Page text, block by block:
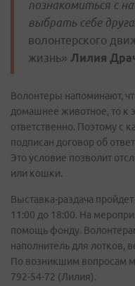
познакомиться с
выбрать себе
волонтерского
жизнь» Лилия
Волонтеры напоминают,
домашнее животное, то к
ответственно. Поэтому с
подписан договор об
Это условие позволит
или кошки.
Выставка-раздача
11:00 до 18:00. На
помощь фонду.
наполнитель для лотков,
По возникшим вопросам
792-54-72 (Лилия).